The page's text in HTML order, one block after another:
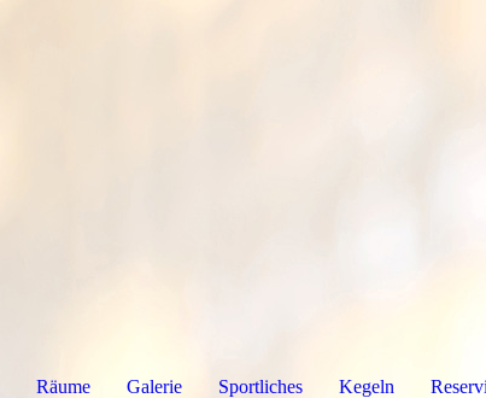
Räume Galerie Sportliches Kegeln